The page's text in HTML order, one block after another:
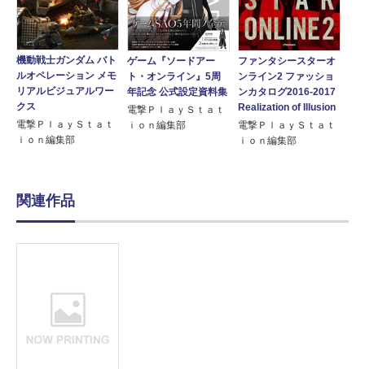
機動戦士ガンダム バト
ルオペレーション メモ
リアルビジュアルワー
クス
電撃ＰｌａｙＳｔａｔ
ｉｏｎ編集部
ゲーム『ソードアー
ト・オンライン』5周
年記念 公式設定資料集
電撃ＰｌａｙＳｔａｔ
ｉｏｎ編集部
ファンタシースターオ
ンライン2 ファッショ
ンカタログ2016-2017
Realization of Illusion
電撃ＰｌａｙＳｔａｔ
ｉｏｎ編集部
関連作品